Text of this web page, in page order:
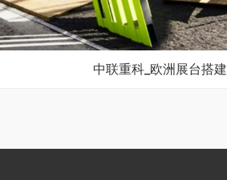
中联重科_欧洲展台搭建